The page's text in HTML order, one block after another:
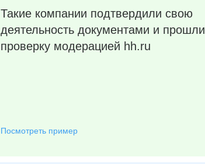
Такие компании подтвердили свою
деятельность документами и прошли
проверку модерацией hh.ru
Посмотреть пример